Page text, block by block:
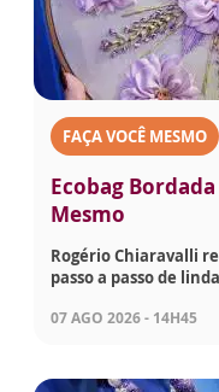
FAÇA VOCÊ MESMO
Ecobag
Mesmo
Rogério Chiaravalli
passo a passo de
07 AGO 2026 - 14H45